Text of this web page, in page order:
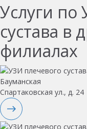
Услуги по
сустава в
филиалах
Бауманская
Спартаковская ул., д. 24